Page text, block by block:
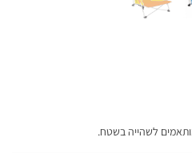
לשהייה בשטח.